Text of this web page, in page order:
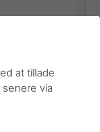
at tillade
via